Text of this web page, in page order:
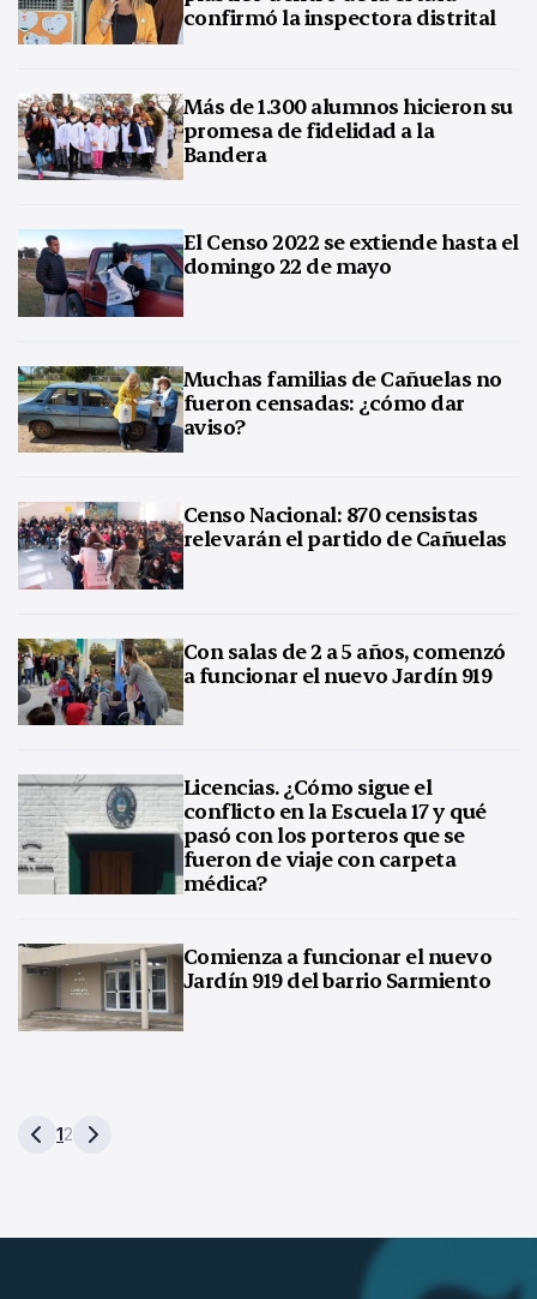
confirmó la inspectora distrital
Más de 1.300 alumnos hicieron su
promesa de fidelidad a la
Bandera
El Censo 2022 se extiende hasta el
domingo 22 de mayo
Muchas familias de Cañuelas no
fueron censadas: ¿cómo dar
aviso?
Censo Nacional: 870 censistas
relevarán el partido de Cañuelas
Con salas de 2 a 5 años, comenzó
a funcionar el nuevo Jardín 919
Licencias. ¿Cómo sigue el
conflicto en la Escuela 17 y qué
pasó con los porteros que se
fueron de viaje con carpeta
médica?
Comienza a funcionar el nuevo
Jardín 919 del barrio Sarmiento
12